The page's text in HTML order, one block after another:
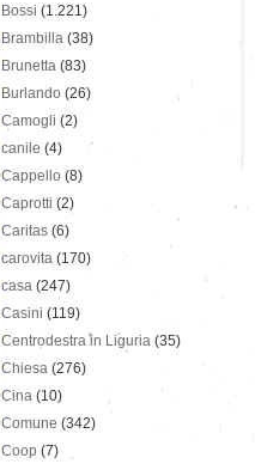
Bossi (1.221)
Brambilla (38)
Brunetta (83)
Burlando (26)
Camogli (2)
canile (4)
Cappello (8)
Caprotti (2)
Caritas (6)
carovita (170)
casa (247)
Casini (119)
Centrodestra in Liguria (35)
Chiesa (276)
Cina (10)
Comune (342)
Coop (7)